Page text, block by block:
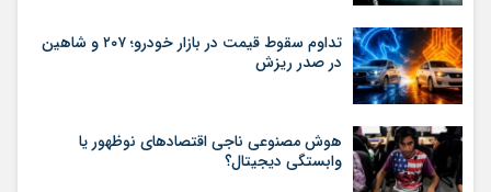
تداوم سقوط قیمت در بازار خودرو؛ ۲۰۷ و شاهین
در صدر ریزش
هوش مصنوعی ناجی اقتصادهای نوظهور یا
وابستگی دیجیتال؟